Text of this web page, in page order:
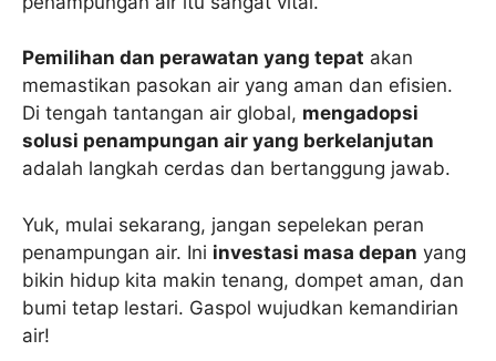
Pemilihan dan perawatan yang tepat akan
memastikan pasokan air yang aman dan efisien.
Di tengah tantangan air global, mengadopsi
solusi penampungan air yang berkelanjutan
adalah langkah cerdas dan bertanggung jawab.
Yuk, mulai sekarang, jangan sepelekan peran
penampungan air. Ini investasi masa depan yang
bikin hidup kita makin tenang, dompet aman, dan
bumi tetap lestari. Gaspol wujudkan kemandirian
air!